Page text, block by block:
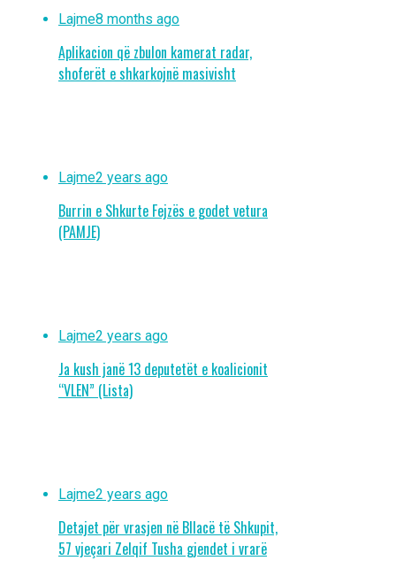
Lajme8 months ago
Aplikacion që zbulon kamerat radar,
shoferët e shkarkojnë masivisht
Lajme2 years ago
Burrin e Shkurte Fejzës e godet vetura
(PAMJE)
Lajme2 years ago
Ja kush janë 13 deputetët e koalicionit
“VLEN” (Lista)
Lajme2 years ago
Detajet për vrasjen në Bllacë të Shkupit,
57 vjeçari Zelqif Tusha gjendet i vrarë